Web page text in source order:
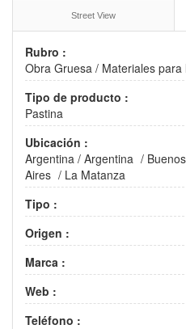
Street View
Rubro :
Obra Gruesa / Materiales
Tipo de producto :
Pastina
Ubicación :
Argentina / Argentina /
Aires / La Matanza
Tipo :
Origen :
Marca :
Web :
Teléfono :